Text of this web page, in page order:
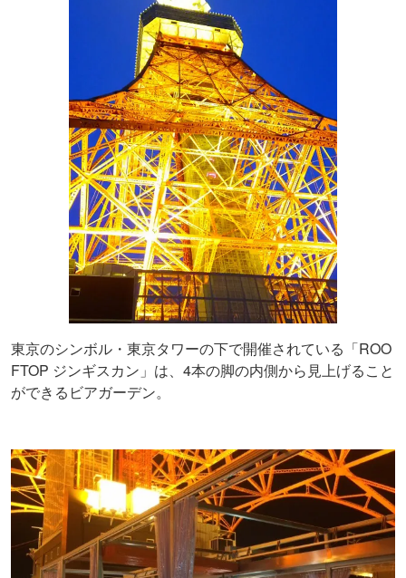
東京のシンボル・東京タワーの下で開催されている「ROO
FTOP ジンギスカン」は、4本の脚の内側から見上げること
ができるビアガーデン。